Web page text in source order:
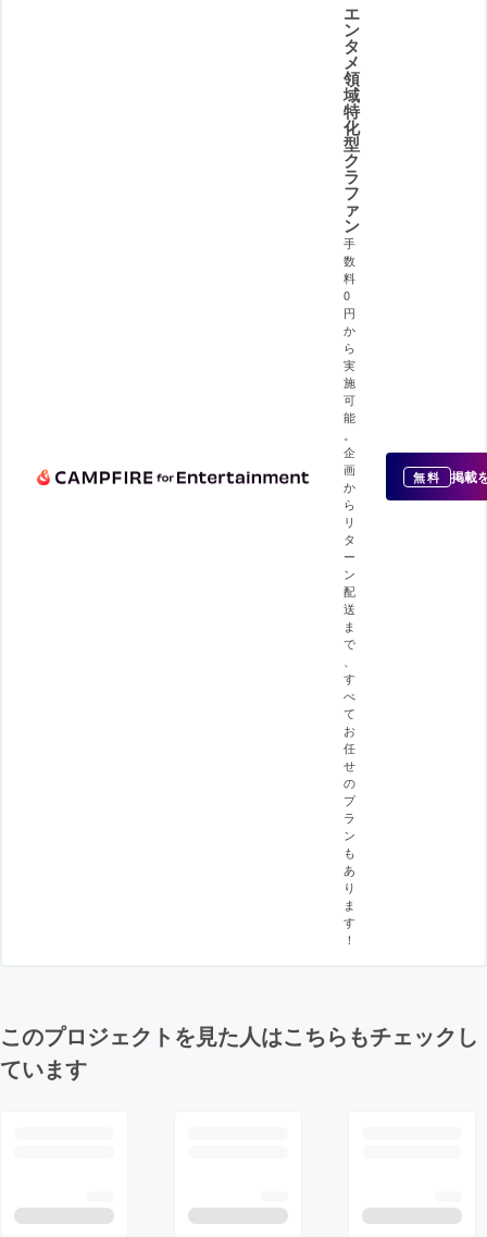
エ
ン
タ
メ
領
域
特
化
型
ク
ラ
フ
ァ
ン
手
数
料
0
円
か
ら
実
施
可
能
。
企
画
か
ら
リ
タ
ー
ン
配
送
ま
で
、
す
べ
て
お
任
せ
の
プ
ラ
ン
も
あ
り
ま
す
！
無料 掲載
このプロジェクトを見た人はこちらもチェックし
ています